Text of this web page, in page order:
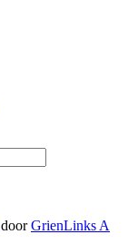
doorGrienLinks A